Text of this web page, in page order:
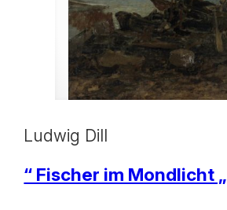
Ludwig Dill
“ Fischer im Mondlicht „